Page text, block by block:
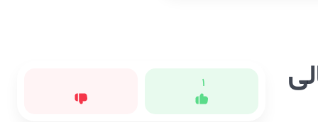
عالی 1